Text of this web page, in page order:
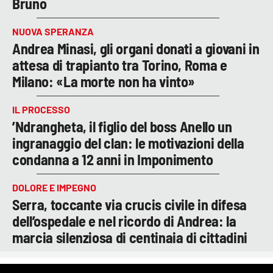
NUOVA SPERANZA
Andrea Minasi, gli organi donati a giovani in
attesa di trapianto tra Torino, Roma e
Milano: «La morte non ha vinto»
IL PROCESSO
’Ndrangheta, il figlio del boss Anello un
ingranaggio del clan: le motivazioni della
condanna a 12 anni in Imponimento
DOLORE E IMPEGNO
Serra, toccante via crucis civile in difesa
dell’ospedale e nel ricordo di Andrea: la
marcia silenziosa di centinaia di cittadini